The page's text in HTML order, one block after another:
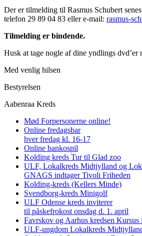
Der er tilmelding til Rasmus Schubert
telefon 29 89 04 83 eller e-mail: rasmus-
Tilmelding er bindende.
Husk at tage nogle af dine yndlings dvd’er
Med venlig hilsen
Bestyrelsen
Aabenraa Kreds
Mød Forpersonerne online!
Online fredagsbar
hver fredag kl. 16-17
Online bankospil
Kolding kreds Tur til Glad zoo
ULF, Lokalkreds Midtjylland og
GNAGS indtager Tivoli Friheden
Kolding-kreds (Kellers Minde)
Svendborg-kreds Minigolf
ULF Odense kreds inviterer
til påskefrokost onsdag d. 1. april
Favrskov og Aarhus kredsen
ULF-ungdom Lokalkreds